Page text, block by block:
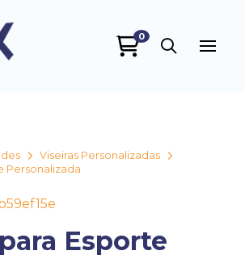
0
Viseiras Personalizadas
Personalizada
Esporte